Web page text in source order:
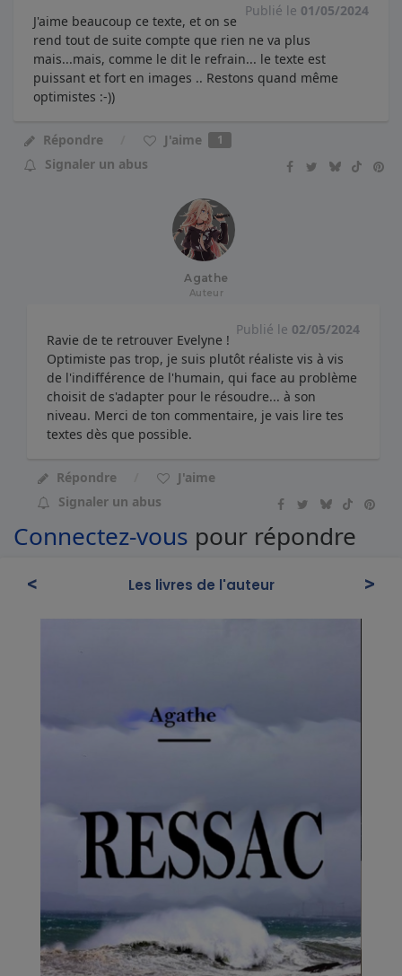
Publié le 01/05/2024
J'aime beaucoup ce texte, et on se
rend tout de suite compte que rien ne va plus
mais...mais, comme le dit le refrain... le texte est
puissant et fort en images .. Restons quand même
optimistes :-))
Répondre J'aime 1
Signaler un abus
Agathe
Auteur
Publié le 02/05/2024
Ravie de te retrouver Evelyne !
Optimiste pas trop, je suis plutôt réaliste vis à vis
de l'indifférence de l'humain, qui face au problème
choisit de s'adapter pour le résoudre... à son
niveau. Merci de ton commentaire, je vais lire tes
textes dès que possible.
Répondre
J'aime
Signaler un abus
Connectez-vous pour répondre
< Les livres de l'auteur >